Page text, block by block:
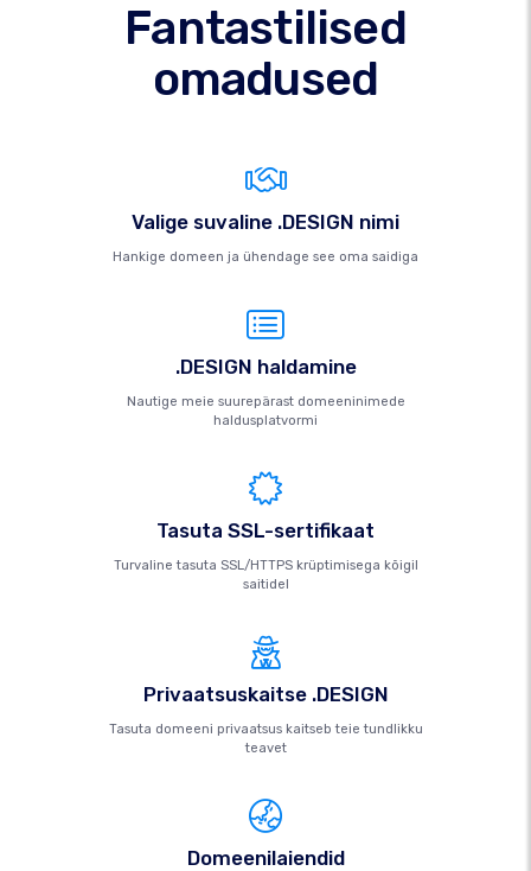
Fantastilised
omadused
Valige suvaline .DESIGN nimi
Hankige domeen ja ühendage see oma saidiga
.DESIGN haldamine
Nautige meie suurepärast domeeninimede
haldusplatvormi
Tasuta SSL-sertifikaat
Turvaline tasuta SSL/HTTPS krüptimisega kõigil
saitidel
Privaatsuskaitse .DESIGN
Tasuta domeeni privaatsus kaitseb teie tundlikku
teavet
Domeenilaiendid